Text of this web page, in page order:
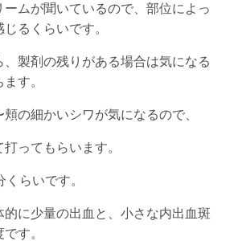
ムが聞いているので、部位によっ
るくらいです。
製剤の残りがある場合は気になる
す。
の細かいシワが気になるので、
ってもらいます。
らいです。
的に少量の出血と、小さな内出血斑
す。